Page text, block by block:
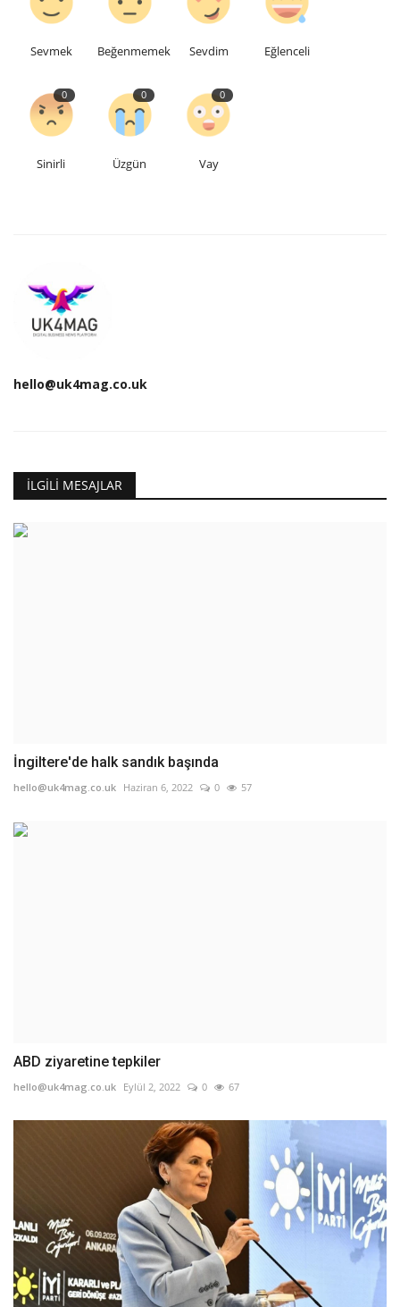
Kültür - Sanat
Restoranlar
Sağlık
Galeri
İletişim
Dilim
Sevmek Beğenmemek Sevdim Eğlenceli
0
Sinirli
0
Üzgün
0
Vay
hello@uk4mag.co.uk
İLGILI MESAJLAR
İngiltere'de halk sandık başında
hello@uk4mag.co.uk Haziran 6, 2022 0 57
ABD ziyaretine tepkiler
hello@uk4mag.co.uk Eylül 2, 2022 0 67